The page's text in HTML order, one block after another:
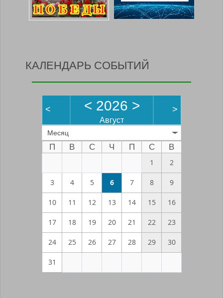
КАЛЕНДАРЬ СОБЫТИЙ
< < 2026 >
Август
>
Месяц
П В С Ч П С
В
1
2
3 4 5 6 7 8 9
10 11 12 13 14 15 16
17 18 19 20 21 22 23
24 25 26 27 28 29 30
31